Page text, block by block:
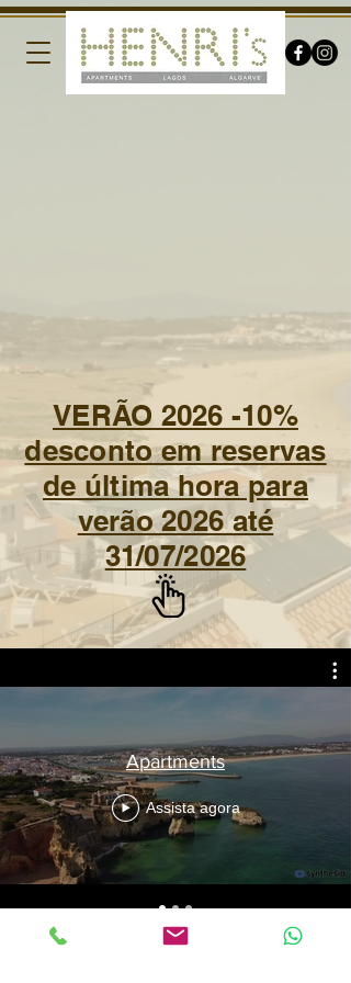
VERÃO 2026 -10%
desconto em reservas
de última hora para
verão 2026 até
31/07/2026
Apartments
Assista agora
Porque reservar connosco ?